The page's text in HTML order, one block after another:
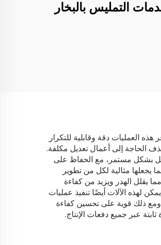
التمليس بالبخار
العمليات دقة وقابلية للتكرار
الحاجة إلى أعمال تعديل مكلفة.
بشكل مستمر، مع الحفاظ على
يجعلها مثالية لكل من تطوير
يقلل الهدر ويزيد من كفاءة
لهذه الآلات أيضًا تنفيذ عمليات
ذلك قوية على تحسين كفاءة
عبر جميع دفعات الإنتاج.